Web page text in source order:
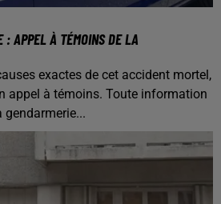
: APPEL À TÉMOINS DE LA
exactes de cet accident mortel,
appel à témoins. Toute information
gendarmerie...